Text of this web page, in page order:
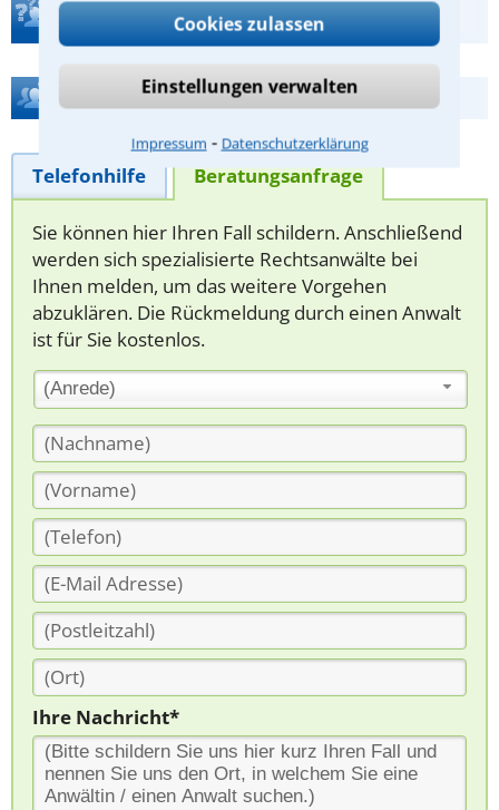
Cookies zulassen
Einstellungen verwalten
Impressum ⁃ Datenschutzerklärung
Teste Dein Rechtswissen
Hilfe bei Ihrer Anwaltsuche?
Telefonhilfe Beratungsanfrage
Sie können hier Ihren Fall schildern. Anschließend
werden sich spezialisierte Rechtsanwälte bei
Ihnen melden, um das weitere Vorgehen
abzuklären. Die Rückmeldung durch einen Anwalt
ist für Sie kostenlos.
(Anrede)
Ihre Nachricht*